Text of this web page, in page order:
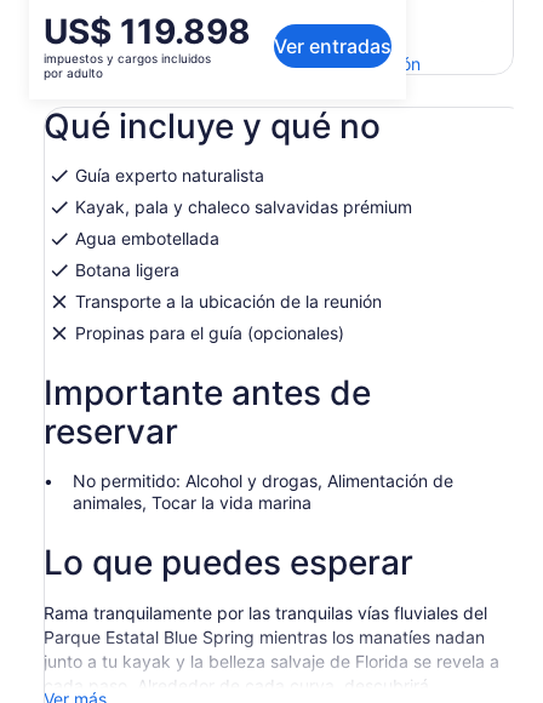
El
precio
es
US$ 119.898.
por
adulto
US$ 119.898
impuestos y cargos incluidos
por adulto
Ver entradas
Ver el texto original (inglés)
Enviar comentarios sobre esta traducciónSe
en
Qué incluye y qué no
Guía experto naturalista
Kayak, pala y chaleco salvavidas prémium
Agua embotellada
Botana ligera
Transporte a la ubicación de la reunión
Propinas para el guía (opcionales)
Importante antes de
reservar
No permitido: Alcohol y drogas, Alimentación de
animales, Tocar la vida marina
Lo que puedes esperar
Rama tranquilamente por las tranquilas vías fluviales del
Parque Estatal Blue Spring mientras los manatíes nadan
junto a tu kayak y la belleza salvaje de Florida se revela a
cada paso. Alrededor de cada curva, descubrirá
Ver más